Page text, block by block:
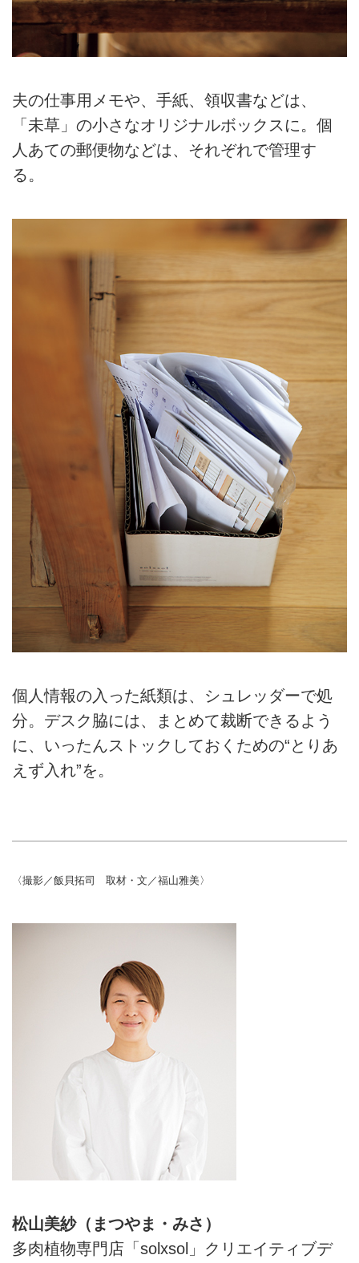
夫の仕事用メモや、手紙、領収書などは、
「未草」の小さなオリジナルボックスに。個
人あての郵便物などは、それぞれで管理す
る。
個人情報の入った紙類は、シュレッダーで処
分。デスク脇には、まとめて裁断できるよう
に、いったんストックしておくための“とりあ
えず入れ”を。
〈撮影／飯貝拓司 取材・文／福山雅美〉
松山美紗（まつやま・みさ）
多肉植物専門店「solxsol」クリエイティブデ